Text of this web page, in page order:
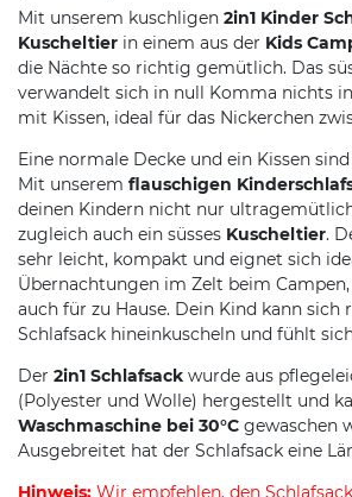
Mit unserem kuschligen 2in1 Kinder
Kuscheltier in einem aus der Kids
die Nächte so richtig gemütlich. Das
verwandelt sich in null Komma nichts
mit Kissen, ideal für das Nickerchen
Eine normale Decke und ein Kissen
Mit unserem flauschigen
deinen Kindern nicht nur
zugleich auch ein süsses Kuscheltier.
sehr leicht, kompakt und eignet sich
Übernachtungen im Zelt beim
auch für zu Hause. Dein Kind kann sich
Schlafsack hineinkuscheln und fühlt
Der 2in1 Schlafsack wurde aus
(Polyester und Wolle) hergestellt und
Waschmaschine bei 30°C gewaschen
Ausgebreitet hat der Schlafsack eine
Hinweis: Wir empfehlen, den